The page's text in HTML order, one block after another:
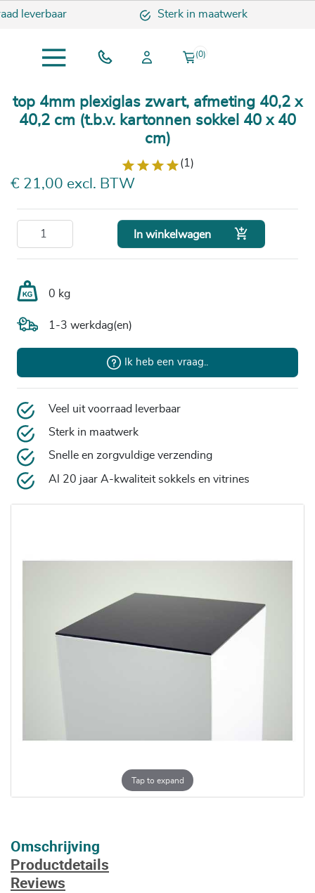
leverbaar Sterk in maatwerk
(0)
Tap to expand
top 4mm plexiglas zwart, afmeting 40,2 x
40,2 cm (t.b.v. kartonnen sokkel 40 x 40
cm)
(1)
€ 21,00 excl. BTW
In winkelwagen 
0 kg
1-3 werkdag(en)
Ik heb een vraag..
Veel uit voorraad leverbaar
Sterk in maatwerk
Snelle en zorgvuldige verzending
Al 20 jaar A-kwaliteit sokkels en vitrines
Omschrijving
Productdetails
Reviews